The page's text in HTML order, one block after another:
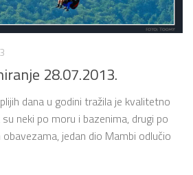
28.07.2013.
dana u godini tražila je kvalitetno
neki po moru i bazenima, drugi po
jedan dio Mambi odlučio